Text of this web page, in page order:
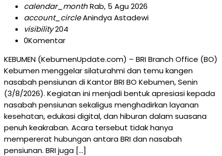
calendar_monthRab, 5 Agu 2026
account_circleAnindya Astadewi
visibility204
0Komentar
KEBUMEN (KebumenUpdate.com) – BRI Branch Office (BO)
Kebumen menggelar silaturahmi dan temu kangen
nasabah pensiunan di Kantor BRI BO Kebumen, Senin
(3/8/2026). Kegiatan ini menjadi bentuk apresiasi kepada
nasabah pensiunan sekaligus menghadirkan layanan
kesehatan, edukasi digital, dan hiburan dalam suasana
penuh keakraban. Acara tersebut tidak hanya
mempererat hubungan antara BRI dan nasabah
pensiunan. BRI juga […]